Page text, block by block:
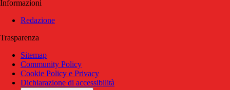
Informazioni
Redazione
Trasparenza
Sitemap
Community Policy
Cookie Policy e Privacy
Dichiarazione di accessibilità